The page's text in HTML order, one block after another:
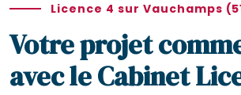
Licence 4 sur Vauchamps
Votre projet
avec le Cabinet